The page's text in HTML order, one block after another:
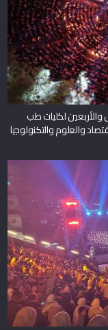
لكليات طب
والعلوم والتكنولوجيا